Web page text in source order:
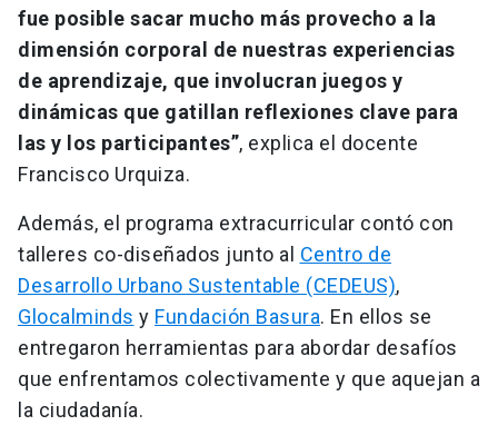
fue posible sacar mucho más provecho a la
dimensión corporal de nuestras experiencias
de aprendizaje, que involucran juegos y
dinámicas que gatillan reflexiones clave para
las y los participantes”, explica el docente
Francisco Urquiza.
Además, el programa extracurricular contó con
talleres co-diseñados junto al Centro de
Desarrollo Urbano Sustentable (CEDEUS),
Glocalminds y Fundación Basura. En ellos se
entregaron herramientas para abordar desafíos
que enfrentamos colectivamente y que aquejan a
la ciudadanía.